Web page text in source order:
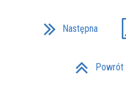
Następna
Powrót